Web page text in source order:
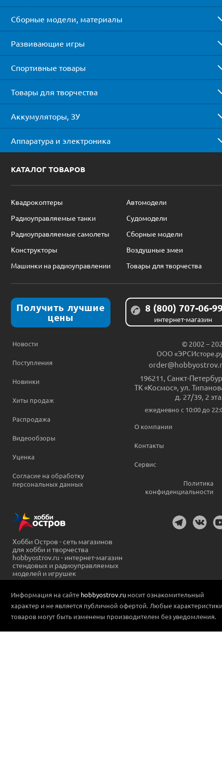
Сборные модели, материалы
Развивающие игры
Спортивные товары
Товары для творчества
Аккумуляторы, ЗУ
Аппаратура и электроника
КАТАЛОГ ТОВАРОВ
Квадрокоптеры
Автомодели
Радиоуправляемые танки
Судомодели
Радиоуправляемые самолеты
Сборные модели
Конструкторы
Воздушные змеи
Машинки на радиоуправлении
Товары для творчества
Получить лучшие
цены
8 (800) 707-06-
интернет-магазин
Новости
Поступления
Новинки
Хиты продаж
Распродажа
Видеообзоры
Уценка
Согласие на обработку
персональных данных
© 2002 –
ООО
196211 Санкт-
ТК «Космос», ул.
д. 27/39, 2
ежедневно c 10:00 до
О компании
Контакты
Сервис
Политика
конфиденциальности
Хобби Остров - сеть магазинов
для хобби и творчества
hobbyostrov.ru - интернет-магазин
стендовых и радиоуправляемых
моделей и игрушек
Информация на сайте hobbyostrov.ru носит ознакомительный
характер и не является публичной офертой. Любые
товаров могут быть изменены производителем без уведомления.